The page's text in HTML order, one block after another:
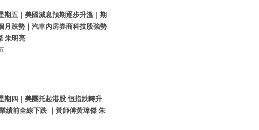
期五｜美國減息預期逐步升溫｜期
月跌勢｜汽車內房券商科技股強勢
朱明亮
期四｜美團托起港股 恒指跌轉升
績前全線下跌 ｜黃師傅黃瑋傑 朱